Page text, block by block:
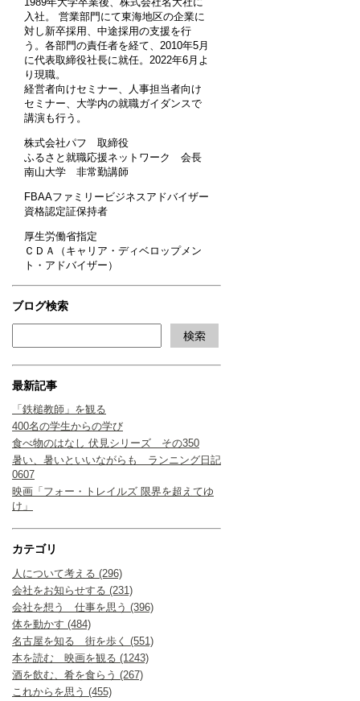
入社。 営業部門にて東海地区の企業に
対し新卒採用、中途採用の支援を行
う。各部門の責任者を経て、2010年5月
に代表取締役社長に就任。2022年6月よ
り現職。
経営者向けセミナー、人事担当者向け
セミナー、大学内の就職ガイダンスで
講演も行う。
株式会社パフ 取締役
ふるさと就職応援ネットワーク 会長
南山大学 非常勤講師
FBAAファミリービジネスアドバイザー
資格認定証保持者
厚生労働省指定
ＣＤＡ（キャリア・ディベロップメン
ト・アドバイザー）
ブログ検索
最新記事
「鉄槌教師」を観る
400名の学生からの学び
食べ物のはなし 伏見シリーズ その350
暑い、暑いといいながらも ランニング日記
0607
映画「フォー・トレイルズ 限界を超えてゆ
け」
カテゴリ
人について考える (296)
会社をお知らせする (231)
会社を想う 仕事を思う (396)
体を動かす (484)
名古屋を知る 街を歩く (551)
本を読む 映画を観る (1243)
酒を飲む、肴を食らう (267)
これからを思う (455)